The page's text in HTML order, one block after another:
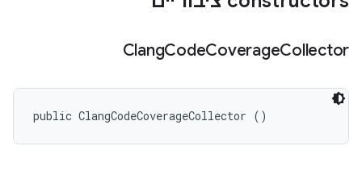
ClangCodeCoverageCollector
public ClangCodeCoverageCollector ()